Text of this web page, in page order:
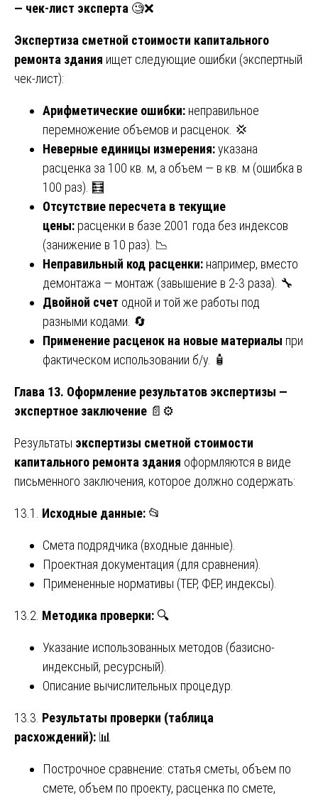
— чек-лист эксперта 🧐❌
Экспертиза сметной стоимости капитального
ремонта здания ищет следующие ошибки (экспертный
чек-лист):
Арифметические ошибки: неправильное
перемножение объемов и расценок. 💢
Неверные единицы измерения:указана
расценка за 100 кв. м, а объем — в кв. м (ошибка в
100 раз). 🧮
Отсутствие пересчета в текущие
цены: расценки в базе 2001 года без индексов
(занижение в 10 раз). 📉
Неправильный код расценки: например, вместо
демонтажа — монтаж (завышение в 2-3 раза). 🔧
Двойной счет одной и той же работы под
разными кодами. 🔄
Применение расценок на новые материалы при
фактическом использовании б/у. 🧴
Глава 13. Оформление результатов экспертизы —
экспертное заключение 📄⚙️
Результаты экспертизы сметной стоимости
капитального ремонта здания оформляются в виде
письменного заключения, которое должно содержать:
13.1. Исходные данные: 📂
Смета подрядчика (входные данные).
Проектная документация (для сравнения).
Примененные нормативы (ТЕР, ФЕР, индексы).
13.2. Методика проверки: 🔍
Указание использованных методов (базисно-
индексный, ресурсный).
Описание вычислительных процедур.
13.3. Результаты проверки (таблица
расхождений): 📊
Построчное сравнение: статья сметы, объем по
смете, объем по проекту, расценка по смете,